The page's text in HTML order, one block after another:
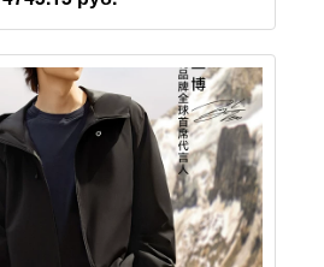
утолщенная куртка